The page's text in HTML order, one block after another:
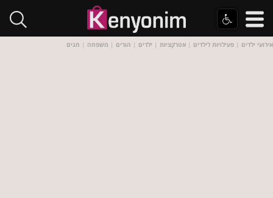
אירועי ילדים | פעילויות לילדים | אטרקציות | ילדים | הורים | משפחה | חגים